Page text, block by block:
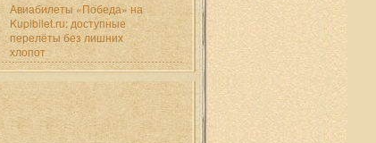
Авиабилеты «Победа» на
Kupibilet.ru: доступные
перелёты без лишних
хлопот